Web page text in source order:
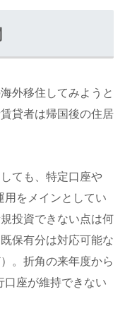
外移住してみようと
貸者は帰国後の住居
ても、特定口座や
用をメインとしてい
投資できない点は何
保有分は対応可能な
。折角の来年度から
口座が維持できない